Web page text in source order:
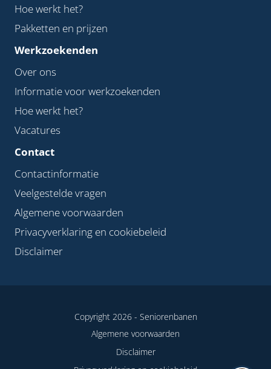
Hoe werkt het?
Pakketten en prijzen
Werkzoekenden
Over ons
Informatie voor werkzoekenden
Hoe werkt het?
Vacatures
Contact
Contactinformatie
Veelgestelde vragen
Algemene voorwaarden
Privacyverklaring en cookiebeleid
Disclaimer
Copyright 2026 - Seniorenbanen
Algemene voorwaarden
Disclaimer